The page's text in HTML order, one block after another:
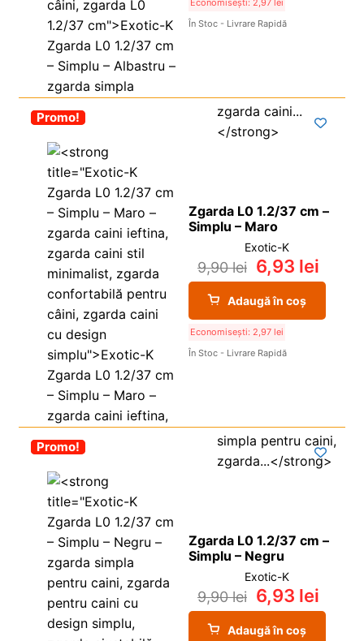
Economisești: 2,97 lei
În Stoc - Livrare Rapidă
-30%
Promo!
Zgarda L0 1.2/37 cm –
Simplu – Maro
Exotic-K
9,90lei 6,93 lei
Adaugă în coș
Economisești: 2,97 lei
În Stoc - Livrare Rapidă
-30%
Promo!
Zgarda L0 1.2/37 cm –
Simplu – Negru
Exotic-K
9,90lei 6,93 lei
Adaugă în coș